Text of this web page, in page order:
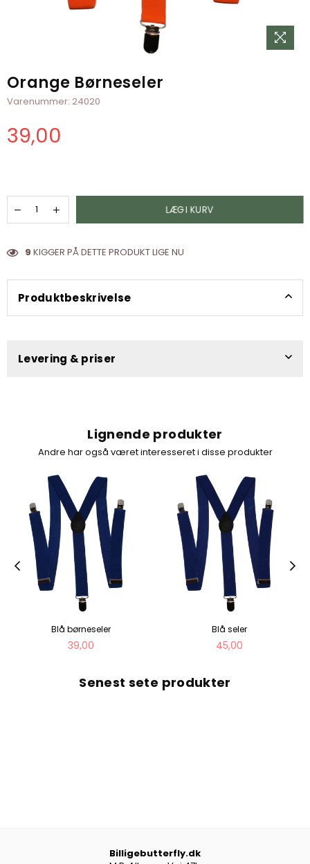
Orange Børneseler
Varenummer: 24020
Normal
39,00
LÆG I KURV
9 KIGGER PÅ DETTE PRODUKT LIGE NU
Produktbeskrivelse
Levering & priser
Lignende produkter
Andre har også været interesseret i disse produkter
Blå børneseler
Normal
39,00
Blå seler
Normal
45,00
Senest sete produkter
Billigebutterfly.dk